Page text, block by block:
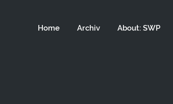
Home Archiv About: SWP